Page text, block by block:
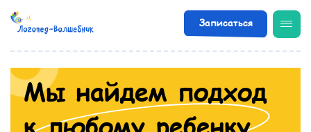
Записаться
Мы найдем подход
к любому ребенку